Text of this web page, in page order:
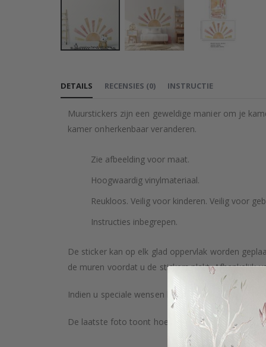
het
van
de
DETAILS
Muurstickers zijn een geweldige manier om je
kamer onherkenbaar veranderen.
Zie afbeelding voor maat.
Hoogwaardig vinylmateriaal.
Reukloos. Veilig voor kinderen. Veilig voor
Instructies inbegrepen.
De sticker kan op elk glad oppervlak worden
de muren voordat u de stickers plakt. Afhankelijk
Indien u speciale wensen heeft, zoals
De laatste foto toont hoe het product wordt
RECENSIES (0) INSTRUCTIE